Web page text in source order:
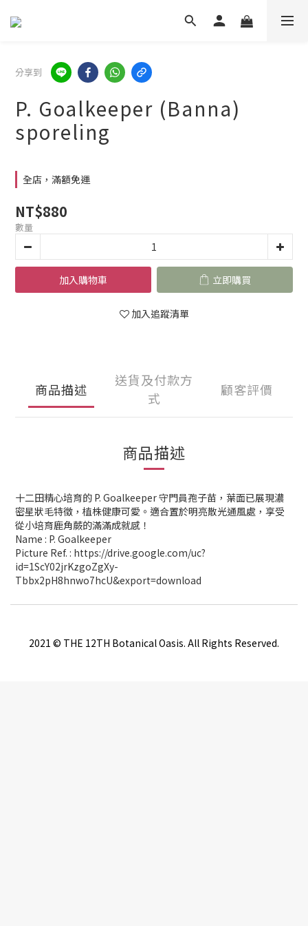
分享到
P. Goalkeeper (Banna)
sporeling
全店，滿額免運
NT$880
數量
加入購物車 立即購買
加入追蹤清單
商品描述
送貨及付款方
式
顧客評價
商品描述
十二田精心培育的 P. Goalkeeper 守門員孢子苗，葉面已展現濃
密星狀毛特徵，植株健康可愛。適合置於明亮散光通風處，享受
從小培育鹿角蕨的滿滿成就感！
Name : P. Goalkeeper
Picture Ref. : https://drive.google.com/uc?
id=1ScY02jrKzgoZgXy-
Tbbx2pH8hnwo7hcU&export=download
2021 © THE 12TH Botanical Oasis. All Rights Reserved.